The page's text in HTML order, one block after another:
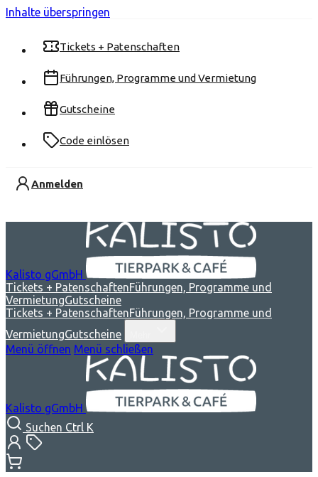
Inhalte überspringen
Tickets + Patenschaften
Führungen, Programme und Vermietung
Gutscheine
Code einlösen
Anmelden
Kalisto gGmbH
Tickets + PatenschaftenFührungen, Programme und
VermietungGutscheine
Tickets + PatenschaftenFührungen, Programme und
VermietungGutscheine
Menü öffnen Menü schließen
Kalisto gGmbH
Suchen Ctrl K